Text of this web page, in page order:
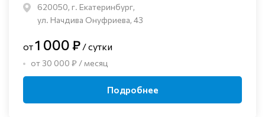
620050, г. Екатеринбург,
ул. Начдива Онуфриева, 43
от1 000 ₽ / сутки
от 30 000 ₽ / месяц
Подробнее